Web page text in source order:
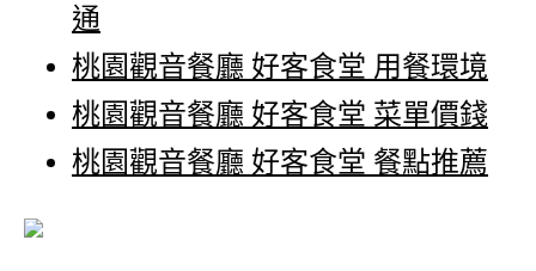
通
桃園觀音餐廳 好客食堂 用餐環境
桃園觀音餐廳 好客食堂 菜單價錢
桃園觀音餐廳 好客食堂 餐點推薦